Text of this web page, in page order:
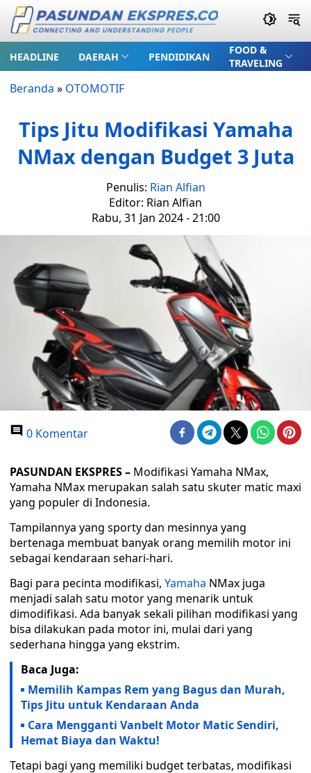
HEADLINE DAERAH PENDIDIKAN
FOOD &
TRAVELING
Beranda » OTOMOTIF
Tips Jitu Modifikasi Yamaha
NMax dengan Budget 3 Juta
Penulis: Rian Alfian
Editor: Rian Alfian
Rabu, 31 Jan 2024 - 21:00
0 Komentar
PASUNDAN EKSPRES – Modifikasi Yamaha NMax,
Yamaha NMax merupakan salah satu skuter matic maxi
yang populer di Indonesia.
Tampilannya yang sporty dan mesinnya yang
bertenaga membuat banyak orang memilih motor ini
sebagai kendaraan sehari-hari.
Bagi para pecinta modifikasi, Yamaha NMax juga
menjadi salah satu motor yang menarik untuk
dimodifikasi. Ada banyak sekali pilihan modifikasi yang
bisa dilakukan pada motor ini, mulai dari yang
sederhana hingga yang ekstrim.
Baca Juga:
Memilih Kampas Rem yang Bagus dan Murah,
Tips Jitu untuk Kendaraan Anda
Cara Mengganti Vanbelt Motor Matic Sendiri,
Hemat Biaya dan Waktu!
Tetapi bagi yang memiliki budget terbatas, modifikasi